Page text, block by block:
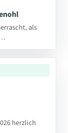
als
herzlich